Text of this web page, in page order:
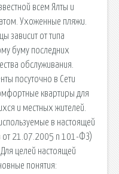
всем Ялты и
Ухоженные пляжи.
зависит от типа
буму последних
обслуживания.
посуточно в Сети
квартиры для
и местных жителей.
в настоящей
от 21.07.2005 n 101-ФЗ)
целей настоящей
понятия: